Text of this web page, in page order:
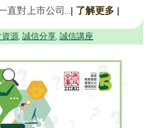
直對上市公司...| 了解更多 |
源, 誠信分享, 誠信講座